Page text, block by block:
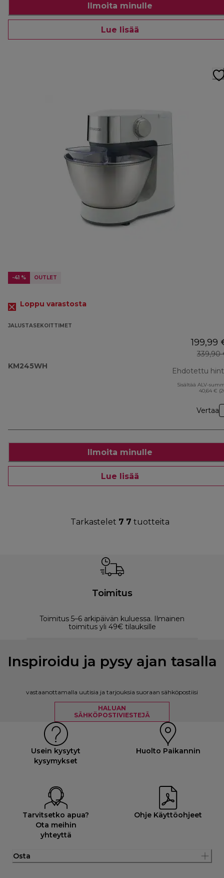
Ilmoita minulle
Lue lisää
-41 % OUTLET
Loppu varastosta
JALUSTASEKOITTIMET
KM245WH
199,99
339,90
Ehdotettu
Sisältää ALV-
40,64 €
Vertaa
Ilmoita minulle
Lue lisää
Tarkastelet 7 7 tuotteita
Toimitus
Toimitus 5–6 arkipäivän kuluessa. Ilmainen
toimitus yli 49€ tilauksille
Inspiroidu ja pysy ajan tasalla
vastaanottamalla uutisia ja tarjouksia suoraan sähköpostiisi
HALUAN
SÄHKÖPOSTIVIESTEJÄ
Usein kysytyt
kysymykset
Huolto Paikannin
Tarvitsetko apua?
Ota meihin
yhteyttä
Ohje Käyttöohjeet
Osta